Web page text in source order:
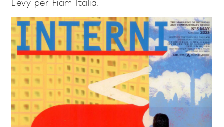
Sofisticato deciso Sofisticato morbido
Levy per Fiam Italia.